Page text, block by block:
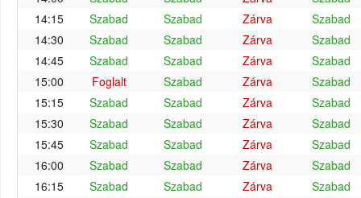
14:15
Szabad Szabad Zárva
Szabad
14:30
Szabad Szabad Zárva
Szabad
14:45
Szabad Szabad Zárva
Szabad
15:00
Foglalt Szabad Zárva
Szabad
15:15
Szabad Szabad Zárva
Szabad
15:30
Szabad Szabad Zárva
Szabad
15:45
Szabad Szabad Zárva
Szabad
16:00
Szabad Szabad Zárva
Szabad
16:15
Szabad Szabad Zárva Szabad